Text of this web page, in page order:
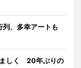
、多幸アートも
ましく 20年ぶりの